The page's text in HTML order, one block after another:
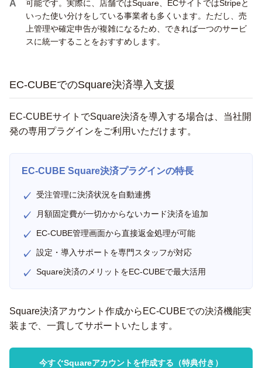
可能です。実際に、店舗ではSquare、ECサイトではStripeと
いった使い分けをしている事業者も多くいます。ただし、売
上管理や確定申告が複雑になるため、できれば一つのサービ
スに統一することをおすすめします。
EC-CUBEでのSquare決済導入支援
EC-CUBEサイトでSquare決済を導入する場合は、当社開
発の専用プラグインをご利用いただけます。
EC-CUBE Square決済プラグインの特長
受注管理に決済状況を自動連携
月額固定費が一切かからないカード決済を追加
EC-CUBE管理画面から直接返金処理が可能
設定・導入サポートを専門スタッフが対応
Square決済のメリットをEC-CUBEで最大活用
Square決済アカウント作成からEC-CUBEでの決済機能実
装まで、一貫してサポートいたします。
今すぐSquareアカウントを作成する（特典付き）